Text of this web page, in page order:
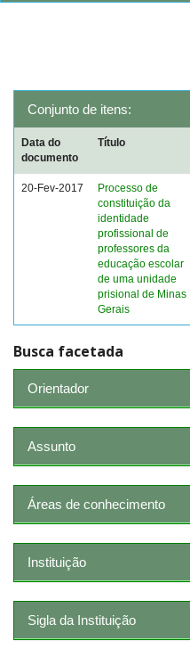
Conjunto de itens:
Data do
documento
Título
20-Fev-2017
Processo de
constituição da
identidade
profissional de
professores da
educação escolar
de uma unidade
prisional de Minas
Gerais
Busca facetada
Orientador
Assunto
Áreas de conhecimento
Instituição
Sigla da Instituição